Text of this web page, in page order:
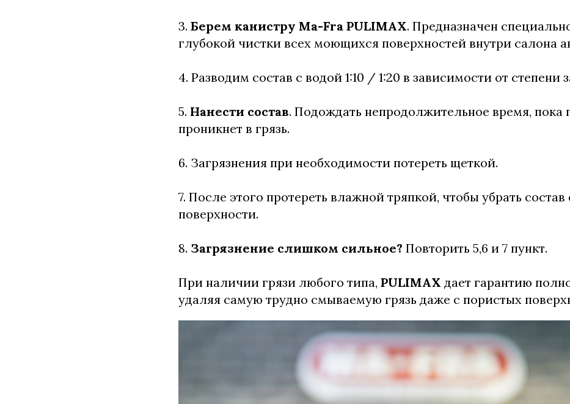
3. Берем канистру Ma-Fra PULIMAX. Предназначен
глубокой чистки всех моющихся поверхностей внутри салона
4. Разводим состав с водой 1:10 / 1:20 в зависимости от степени
5. Нанести состав. Подождать непродолжительное время, пока
проникнет в грязь.
6. Загрязнения при необходимости потереть щеткой.
7. После этого протереть влажной тряпкой, чтобы убрать состав
поверхности.
8. Загрязнение слишком сильное? Повторить 5,6 и 7 пункт.
При наличии грязи любого типа, PULIMAX дает гарантию
удаляя самую трудно смываемую грязь даже с пористых